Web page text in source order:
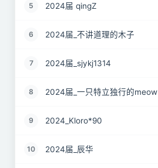
5 2024届 qingZ
6 2024届_不讲道理的木子
7 2024届_sjykj1314
8 2024届_一只特立独行的meow
9 2024_Kloro*90
10 2024届_辰华